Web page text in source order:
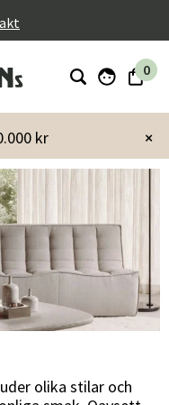
0
×
kr
soffor
olika stilar och